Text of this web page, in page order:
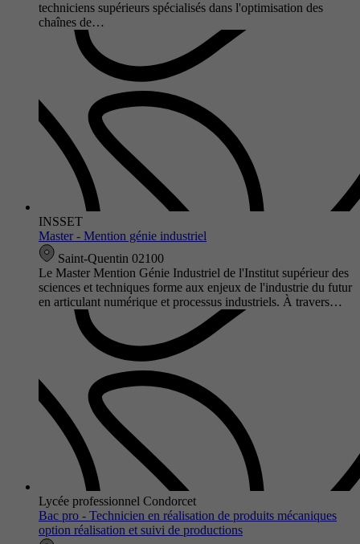
techniciens supérieurs spécialisés dans l'optimisation des
chaînes de…
INSSET
Master - Mention génie industriel
Saint-Quentin 02100
Le Master Mention Génie Industriel de l'Institut supérieur des
sciences et techniques forme aux enjeux de l'industrie du futur
en articulant numérique et processus industriels. À travers…
Lycée professionnel Condorcet
Bac pro - Technicien en réalisation de produits mécaniques
option réalisation et suivi de productions